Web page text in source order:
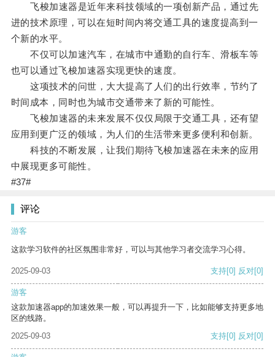
飞梭加速器是近年来科技领域的一项创新产品，通过先
进的技术原理，可以在短时间内将交通工具的速度提高到一
个新的水平。
不仅可以加速汽车，在城市中通勤的自行车、滑板车等
也可以通过飞梭加速器实现更快的速度。
这项技术的问世，大大提高了人们的出行效率，节约了
时间成本，同时也为城市交通带来了新的可能性。
飞梭加速器的未来发展不仅仅局限于交通工具，还有望
应用到更广泛的领域，为人们的生活带来更多便利和创新。
科技的不断发展，让我们期待飞梭加速器在未来的应用
中展现更多可能性。
#37#
评论
游客
这款学习软件的社区氛围非常好，可以与其他学习者交流学习心得。
2025-09-03 支持[0] 反对[0]
游客
这款加速器app的加速效果一般，可以再提升一下，比如能够支持更多地
区的线路。
2025-09-03
支持[0] 反对[0]